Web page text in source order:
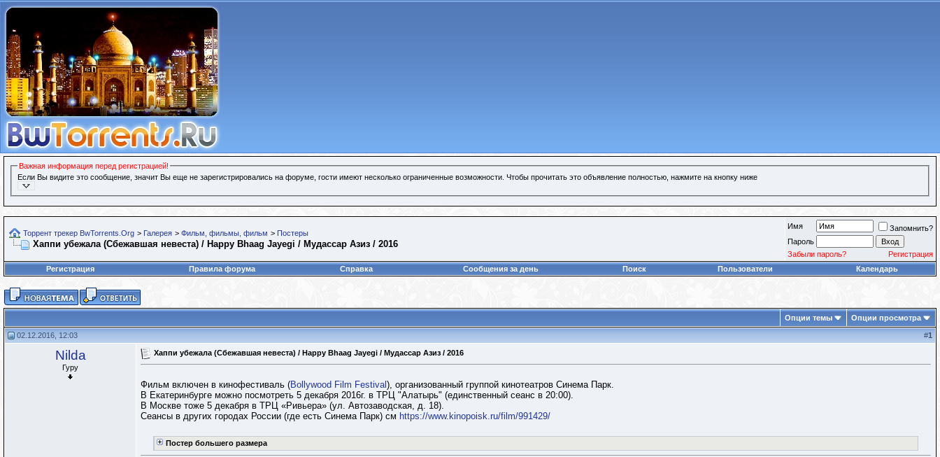
Важная информация перед регистрацией!
Если Вы видите это сообщение, значит Вы еще не зарегистрировались на форуме, гости имеют несколько ограниченные возможности. Чтобы прочитать это объявление полностью, нажмите на кнопку ниже
Торрент трекер BwTorrents.Org > Галерея > Фильм, фильмы, фильм > Постеры
Хаппи убежала (Сбежавшая невеста) / Happy Bhaag Jayegi / Мудассар Азиз / 2016
Имя
Запомнить?
Пароль
Забыли пароль?
Регистрация
Регистрация
Правила форума Справка Сообщения за день Поиск Пользователи Календарь
Опции темы Опции просмотра
02.12.2016, 12:03 #1
Nilda
Гуру
Хаппи убежала (Сбежавшая невеста) / Happy Bhaag Jayegi / Мудассар Азиз / 2016
Фильм включен в кинофестиваль (Bollywood Film Festival), организованный группой кинотеатров Синема Парк.
В Екатеринбурге можно посмотреть 5 декабря 2016г. в ТРЦ "Алатырь" (единственный сеанс в 20:00).
В Москве тоже 5 декабря в ТРЦ «Ривьера» (ул. Автозаводская, д. 18).
Сеансы в других городах России (где есть Синема Парк) см https://www.kinopoisk.ru/film/991429/
Постер большего размера